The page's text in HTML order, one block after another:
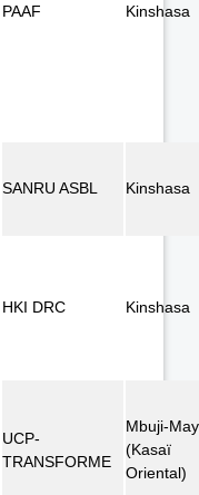
PAAF Kinshasa
SANRU ASBL Kinshasa
HKI DRC Kinshasa
UCP-
TRANSFORME
Mbuji-
(Kasaï
Oriental)